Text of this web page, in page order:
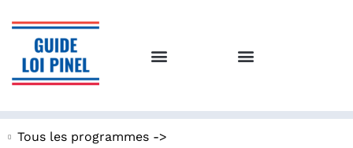
Tous les programmes ->